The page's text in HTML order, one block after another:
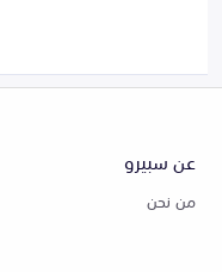
عن سبيرو
من نحن